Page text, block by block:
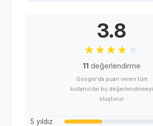
3.8
11 değerlendirme
Google'da puan veren tüm
kullanıcılar bu değerlendirmeyi
oluşturur.
5 yıldız